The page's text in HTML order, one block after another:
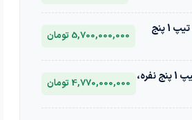
فیدلیتی، پرستیژ، تیپ 1 پنج
5,700,000,000 تومان
فیدلیتی، الیت، تیپ 1 پنج نفره،
4,770,000,000 تومان